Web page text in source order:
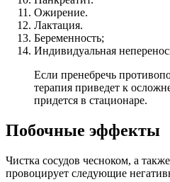
Ожирение.
Лактация.
Беременность;
Индивидуальная
Если пренебречь
терапия приведет к
придется в стационаре.
Побочные эффекты
Чистка сосудов чесноком, а
провоцирует следующие